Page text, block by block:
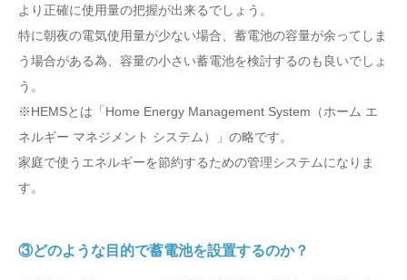
より正確に使用量の把握が出来るでしょう。
特に朝夜の電気使用量が少ない場合、蓄電池の容量が余ってしま
う場合がある為、容量の小さい蓄電池を検討するのも良いでしょ
う。
※HEMSとは「Home Energy Management System（ホーム エ
ネルギー マネジメント システム）」の略です。
家庭で使うエネルギーを節約するための管理システムになりま
す。
③どのような目的で蓄電池を設置するのか？